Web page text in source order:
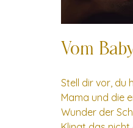
Vom
Stell dir vor, du
Mama und die
Wunder der